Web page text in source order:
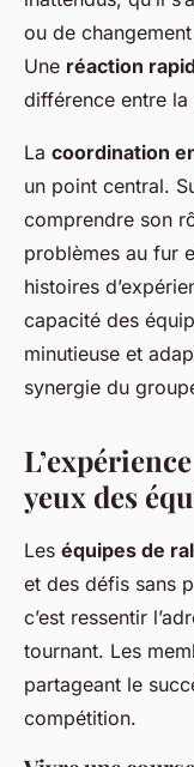
ou de
Une réaction
différence entre
La coordination
un point central.
comprendre son
problèmes au fur
histoires
capacité des
minutieuse et
synergie du
yeux des
Les équipes de
et des défis sans
c’est ressentir
tournant. Les
partageant le
compétition.